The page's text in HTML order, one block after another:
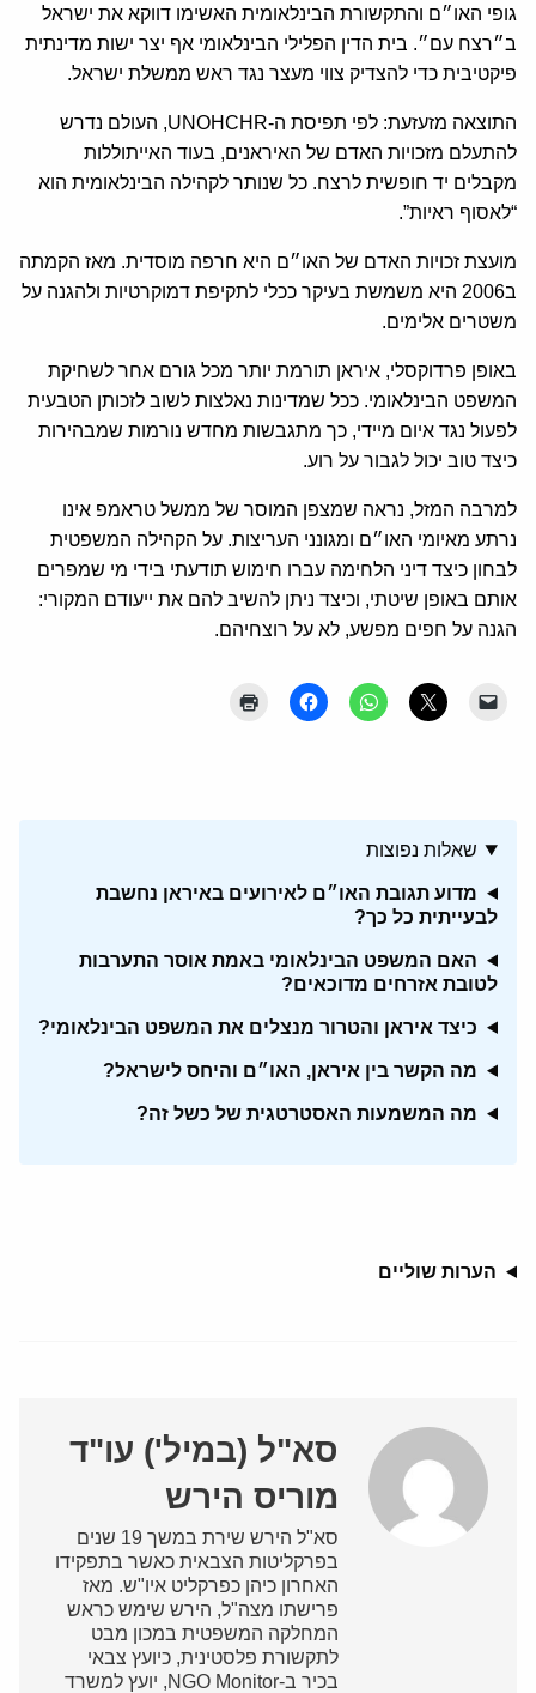
גופי האו״ם והתקשורת הבינלאומית האשימו דווקא את ישראל
ב״רצח עם״. בית הדין הפלילי הבינלאומי אף יצר ישות מדינתית
פיקטיבית כדי להצדיק צווי מעצר נגד ראש ממשלת ישראל.
התוצאה מזעזעת: לפי תפיסת ה-UNOHCHR, העולם נדרש
להתעלם מזכויות האדם של האיראנים, בעוד האייתוללות
מקבלים יד חופשית לרצח. כל שנותר לקהילה הבינלאומית הוא
“לאסוף ראיות”.
מועצת זכויות האדם של האו״ם היא חרפה מוסדית. מאז הקמתה
ב2006 היא משמשת בעיקר ככלי לתקיפת דמוקרטיות ולהגנה על
משטרים אלימים.
באופן פרדוקסלי, איראן תורמת יותר מכל גורם אחר לשחיקת
המשפט הבינלאומי. ככל שמדינות נאלצות לשוב לזכותן הטבעית
לפעול נגד איום מיידי, כך מתגבשות מחדש נורמות שמבהירות
כיצד טוב יכול לגבור על רוע.
למרבה המזל, נראה שמצפן המוסר של ממשל טראמפ אינו
נרתע מאיומי האו״ם ומגונני העריצות. על הקהילה המשפטית
לבחון כיצד דיני הלחימה עברו חימוש תודעתי בידי מי שמפרים
אותם באופן שיטתי, וכיצד ניתן להשיב להם את ייעודם המקורי:
הגנה על חפים מפשע, לא על רוצחיהם.
שאלות נפוצות
מדוע תגובת האו״ם לאירועים באיראן נחשבת
לבעייתית כל כך?
האם המשפט הבינלאומי באמת אוסר התערבות
לטובת אזרחים מדוכאים?
כיצד איראן והטרור מנצלים את המשפט הבינלאומי?
מה הקשר בין איראן, האו״ם והיחס לישראל?
מה המשמעות האסטרטגית של כשל זה?
הערות שוליים
סא"ל (במיל') עו"ד
מוריס הירש
סא"ל הירש שירת במשך 19 שנים
בפרקליטות הצבאית כאשר בתפקידו
האחרון כיהן כפרקליט איו"ש. מאז
פרישתו מצה"ל, הירש שימש כראש
המחלקה המשפטית במכון מבט
לתקשורת פלסטינית, כיועץ צבאי
בכיר ב-NGO Monitor, יועץ למשרד